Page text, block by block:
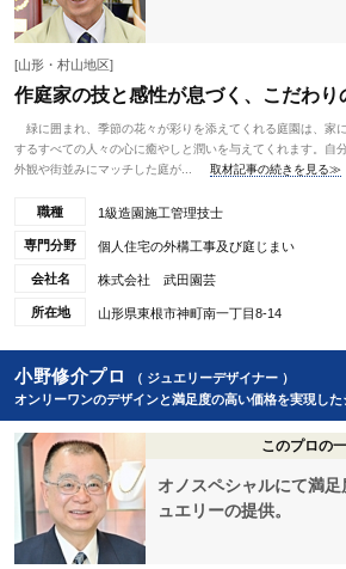
[山形・村山地区]
作庭家の技と感性が息づく、こだわり
緑に囲まれ、季節の花々が彩りを添えてくれる庭園は、家
するすべての人々の心に癒やしと潤いを与えてくれます。自
外観や街並みにマッチした庭が...
取材記事の続きを見る≫
職種 1級造園施工管理技士
専門分野 個人住宅の外構工事及び庭じまい
会社名 株式会社 武田園芸
所在地 山形県東根市神町南一丁目8-14
小野修介プロ
（ ジュエリーデザイナー ）
オンリーワンのデザインと満足度の高い価格を実現し
このプロの
オノスペシャルにて満
ュエリーの提供。